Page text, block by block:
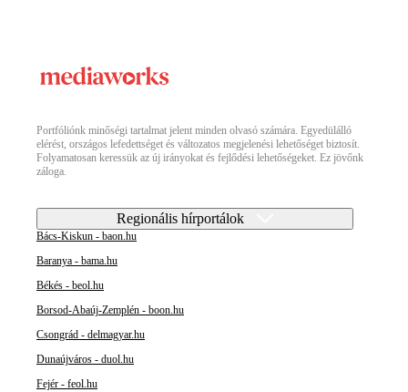
Portfóliónk minőségi tartalmat jelent minden olvasó számára. Egyedülálló
elérést, országos lefedettséget és változatos megjelenési lehetőséget biztosít.
Folyamatosan keressük az új irányokat és fejlődési lehetőségeket. Ez jövőnk
záloga.
Regionális hírportálok
Bács-Kiskun - baon.hu
Baranya - bama.hu
Békés - beol.hu
Borsod-Abaúj-Zemplén - boon.hu
Csongrád - delmagyar.hu
Dunaújváros - duol.hu
Fejér - feol.hu